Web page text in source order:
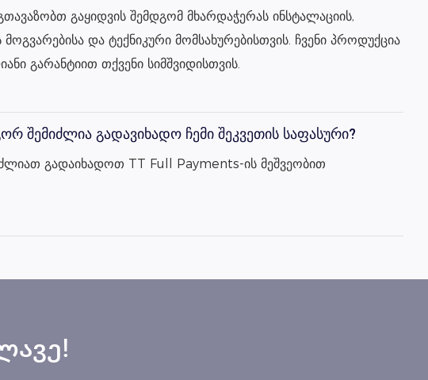
გაყიდვის შემდგომ მხარდაჭერას ინსტალაციის,
და ტექნიკური მომსახურებისთვის. ჩვენი პროდუქცია
გარანტიით თქვენი სიმშვიდისთვის.
შემიძლია გადავიხადო ჩემი შეკვეთის საფასური?
გადაიხადოთ TT Full Payments-ის მეშვეობით